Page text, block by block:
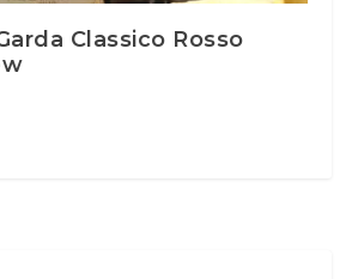
Classico Rosso